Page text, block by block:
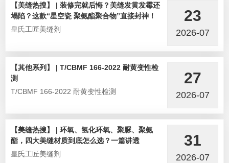
【美缝热搜】 | 装修完就后悔？美缝发黄发霉还
塌陷？这款“星空瓷 聚氨酯聚合物”直接封神！
皇氏工匠美缝剂
23
2026-07
【其他系列】 | T/CBMF 166-2022 耐黄变性检
测
T/CBMF 166-2022 耐黄变性检测
27
2026-07
【美缝热搜】 | 环氧、氢化环氧、聚脲、聚氨
酯，四大美缝材质到底怎么选？一篇讲透
皇氏工匠美缝剂
31
2026-07